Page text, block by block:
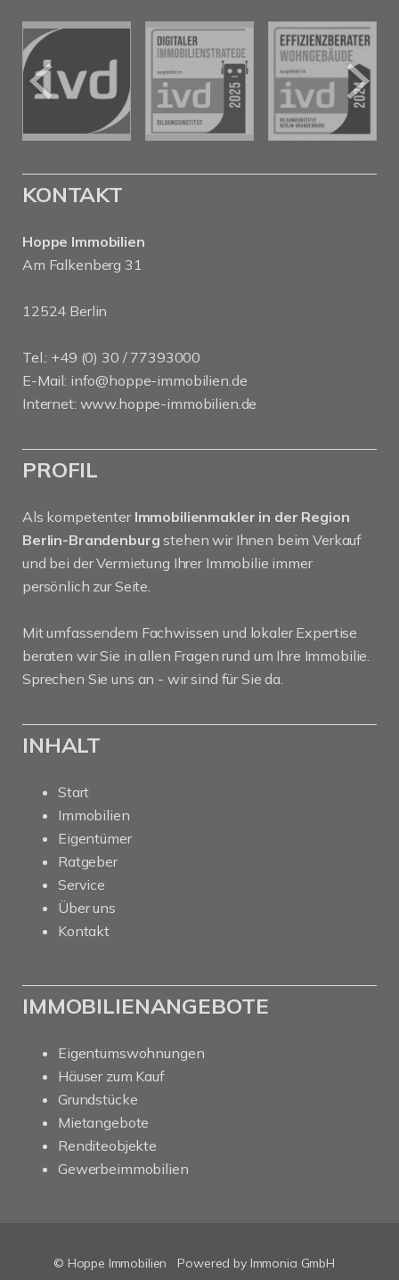
KONTAKT
Hoppe Immobilien
Am Falkenberg 31
12524 Berlin
Tel.: +49 (0) 30 / 77393000
E-Mail: info@hoppe-immobilien.de
Internet: www.hoppe-immobilien.de
PROFIL
Als kompetenter Immobilienmakler in der Region
Berlin-Brandenburg stehen wir Ihnen beim Verkauf
und bei der Vermietung Ihrer Immobilie immer
persönlich zur Seite.
Mit umfassendem Fachwissen und lokaler Expertise
beraten wir Sie in allen Fragen rund um Ihre Immobilie.
Sprechen Sie uns an - wir sind für Sie da.
INHALT
Start
Immobilien
Eigentümer
Ratgeber
Service
Über uns
Kontakt
IMMOBILIENANGEBOTE
Eigentumswohnungen
Häuser zum Kauf
Grundstücke
Mietangebote
Renditeobjekte
Gewerbeimmobilien
© Hoppe Immobilien Powered by Immonia GmbH